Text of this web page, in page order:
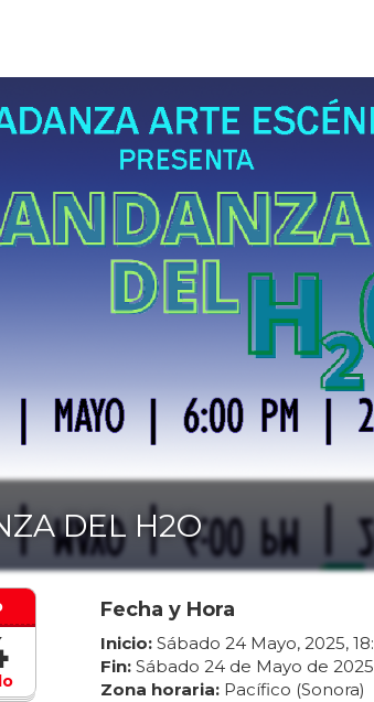
DEL H2O
Fecha y Hora
Inicio: Sábado 24 Mayo, 2025, 18:
Fin: Sábado 24de Mayo de 2025
Zona horaria: Pacífico (Sonora)